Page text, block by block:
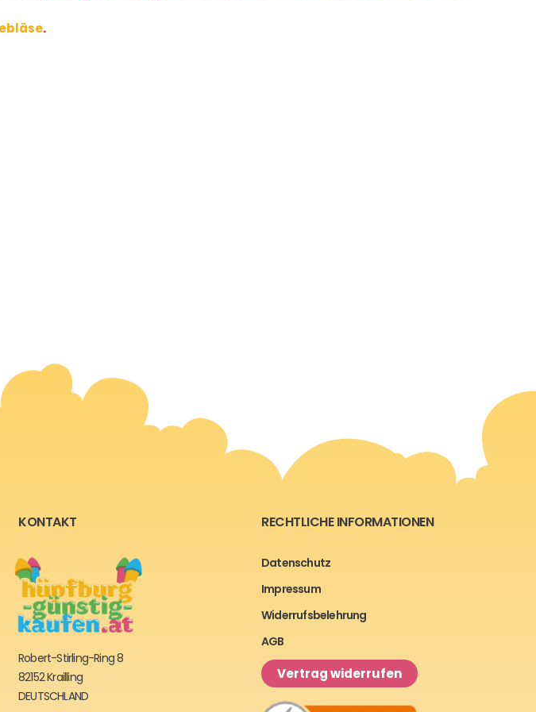
.
KONTAKT
Robert-Stirling-Ring 8
82152 Krailling
DEUTSCHLAND
RECHTLICHE INFORMATIONEN
Datenschutz
Impressum
Widerrufsbelehrung
AGB
Vertrag widerrufen